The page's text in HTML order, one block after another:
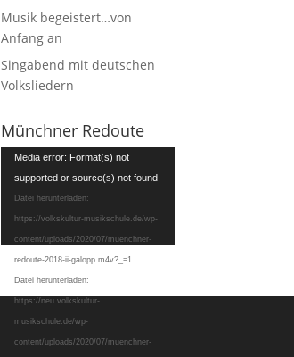
Musik begeistert…von
Anfang an
Singabend mit deutschen
Volksliedern
Münchner Redoute
Video-
Player
Media error: Format(s) not
supported or source(s) not found
Datei herunterladen:
https://volkskultur-musikschule.de/wp-
content/uploads/2020/07/muenchner-
redoute-2018-ii-galopp.m4v?_=1
Datei herunterladen:
https://neu.volkskultur-
musikschule.de/wp-
content/uploads/2020/07/muenchner-